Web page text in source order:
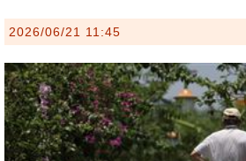
2026/06/21 11:45